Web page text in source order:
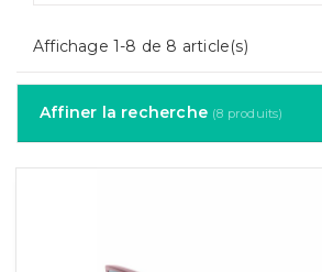
Affichage 1-8 de 8 article(s)
Affiner la recherche (8 produits)